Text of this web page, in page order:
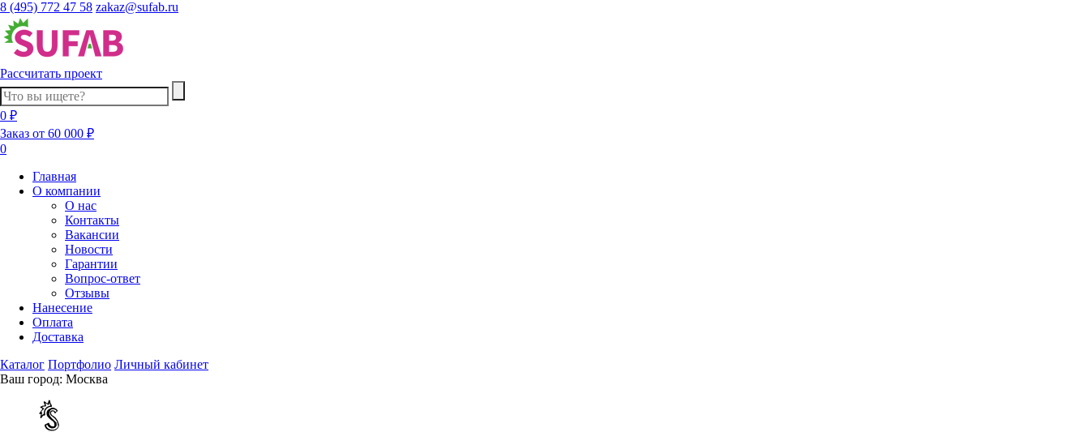
8 (495) 772 47 58 zakaz@sufab.ru
Рассчитать проект
0 ₽
Заказ от 60 000 ₽
0
Главная
О компании
О нас
Контакты
Вакансии
Новости
Гарантии
Вопрос-ответ
Отзывы
Нанесение
Оплата
Доставка
Каталог Портфолио Личный кабинет
Ваш город: Москва